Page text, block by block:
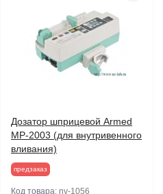
Дозатор шприцевой Armed
MP-2003 (для внутривенного
вливания)
предзаказ
Код товара: nv-1056